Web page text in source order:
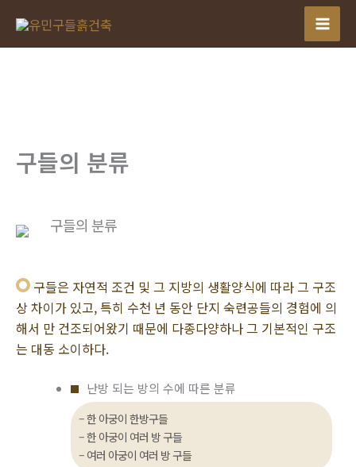
츠
구들의 분류
구들의 분류
구들은 자연적 조건 및 그 지방의 생활양식에 따라 그 구조
상 차이가 있고, 특히 수천 년 동안 단지 숙련공들의 경험에 의
해서 만 건조되어왔기 때문에 다종다양하나 그 기본적인 구조
는 대동 소이하다.
난방 되는 방의 수에 따른 분류
– 한 아궁이 한방구들
– 한 아궁이 여러 방 구들
– 여러 아궁이 여러 방 구들